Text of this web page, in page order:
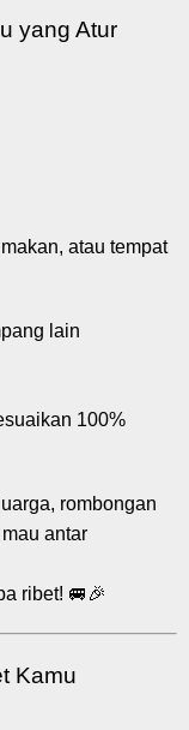
yang Atur
atau tempat
lain
100%
rombongan
antar
ribet! 🚐🎉
Kamu